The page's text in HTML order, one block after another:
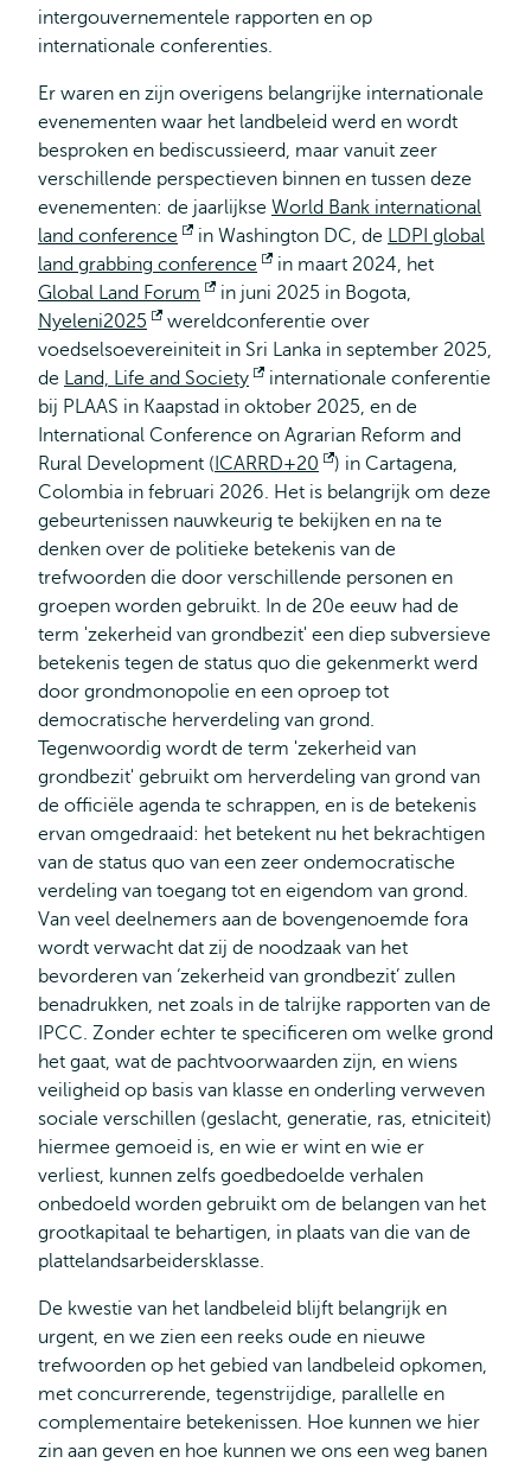
intergouvernementele rapporten en op
internationale conferenties.
Er waren en zijn overigens belangrijke internationale
evenementen waar het landbeleid werd en wordt
besproken en bediscussieerd, maar vanuit zeer
verschillende perspectieven binnen en tussen deze
evenementen: de jaarlijkse World Bank international
land conference
Opent
extern
in Washington DC, de LDPI global
land grabbing conference
Opent
extern
in maart 2024, het
Global Land Forum
Opent
extern
in juni 2025 in Bogota,
Nyeleni2025
Opent
extern
wereldconferentie over
voedselsoevereiniteit in Sri Lanka in september 2025,
de Land, Life and Society
Opent
extern
internationale conferentie
bij PLAAS in Kaapstad in oktober 2025, en de
International Conference on Agrarian Reform and
Rural Development ( ICARRD+20
Opent
extern
) in Cartagena,
Colombia in februari 2026. Het is belangrijk om deze
gebeurtenissen nauwkeurig te bekijken en na te
denken over de politieke betekenis van de
trefwoorden die door verschillende personen en
groepen worden gebruikt. In de 20e eeuw had de
term 'zekerheid van grondbezit' een diep subversieve
betekenis tegen de status quo die gekenmerkt werd
door grondmonopolie en een oproep tot
democratische herverdeling van grond.
Tegenwoordig wordt de term 'zekerheid van
grondbezit' gebruikt om herverdeling van grond van
de officiële agenda te schrappen, en is de betekenis
ervan omgedraaid: het betekent nu het bekrachtigen
van de status quo van een zeer ondemocratische
verdeling van toegang tot en eigendom van grond.
Van veel deelnemers aan de bovengenoemde fora
wordt verwacht dat zij de noodzaak van het
bevorderen van ‘zekerheid van grondbezit’ zullen
benadrukken, net zoals in de talrijke rapporten van de
IPCC. Zonder echter te specificeren om welke grond
het gaat, wat de pachtvoorwaarden zijn, en wiens
veiligheid op basis van klasse en onderling verweven
sociale verschillen (geslacht, generatie, ras, etniciteit)
hiermee gemoeid is, en wie er wint en wie er
verliest, kunnen zelfs goedbedoelde verhalen
onbedoeld worden gebruikt om de belangen van het
grootkapitaal te behartigen, in plaats van die van de
plattelandsarbeidersklasse.
De kwestie van het landbeleid blijft belangrijk en
urgent, en we zien een reeks oude en nieuwe
trefwoorden op het gebied van landbeleid opkomen,
met concurrerende, tegenstrijdige, parallelle en
complementaire betekenissen. Hoe kunnen we hier
zin aan geven en hoe kunnen we ons een weg banen